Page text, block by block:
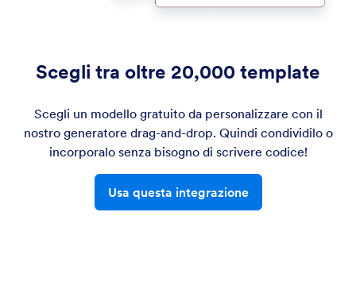
Scegli tra oltre 20,000 template
Scegli un modello gratuito da personalizzare con il
nostro generatore drag-and-drop. Quindi condividilo o
incorporalo senza bisogno di scrivere codice!
Usa questa integrazione